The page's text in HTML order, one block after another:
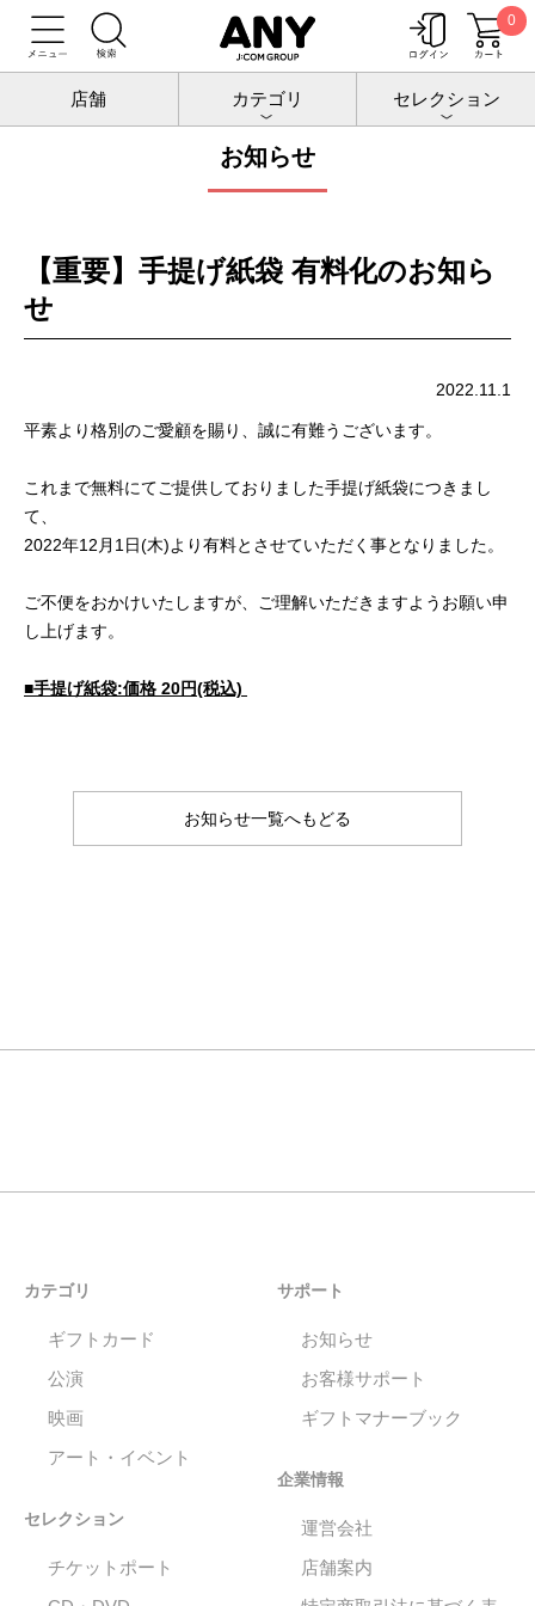
0
店舗 カテゴリ セレクション
トップ お知らせ
お知らせ
【重要】手提げ紙袋 有料化のお知ら
せ
2022.11.1
平素より格別のご愛顧を賜り、誠に有難うございます。
これまで無料にてご提供しておりました手提げ紙袋につきまし
て、
2022年12月1日(木)より有料とさせていただく事となりました。
ご不便をおかけいたしますが、ご理解いただきますようお願い申
し上げます。
■手提げ紙袋:価格 20円(税込)
お知らせ一覧へもどる
カテゴリ
ギフトカード
公演
映画
アート・イベント
セレクション
チケットポート
サポート
お知らせ
お客様サポート
ギフトマナーブック
企業情報
運営会社
店舗案内